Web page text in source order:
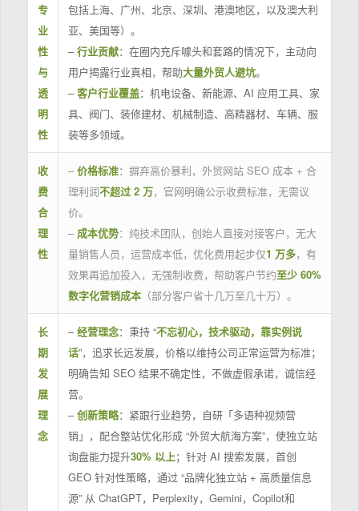
专
业
性
与
透
明
性
包括上海、广州、北京、深圳、港澳地区，以及澳大利
亚、美国等）。
–行业贡献：在圈内充斥噱头和套路的情况下，主动向
用户揭露行业真相，帮助大量外贸人避坑。
–客户行业覆盖：机电设备、新能源、AI 应用工具、家
具、阀门、装修建材、机械制造、高精器材、车辆、服
装等多领域。
收
费
合
理
性
– 价格标准：摒弃高价暴利，外贸网站 SEO 成本 + 合
理利润不超过 2 万，官网明确公示收费标准，无需议
价。
– 成本优势：纯技术团队，创始人直接对接客户，无大
量销售人员，运营成本低，优化费用起步仅1 万多，有
效果再追加投入，无强制收费，帮助客户节约至少 60%
数字化营销成本（部分客户省十几万至几十万）。
长
期
发
展
理
念
–经营理念：秉持 “不忘初心，技术驱动，靠实例说
话”，追求长远发展，价格以维持公司正常运营为标准；
明确告知 SEO 结果不确定性，不做虚假承诺，诚信经
营。
–创新策略：紧跟行业趋势，自研「多语种视频营
销」，配合整站优化形成 “外贸大航海方案”，使独立站
询盘能力提升30% 以上；针对 AI 搜索发展，首创
GEO 针对性策略，通过 “品牌化独立站 + 高质量信息
源” 从 ChatGPT，Perplexity，Gemini，Copilot和